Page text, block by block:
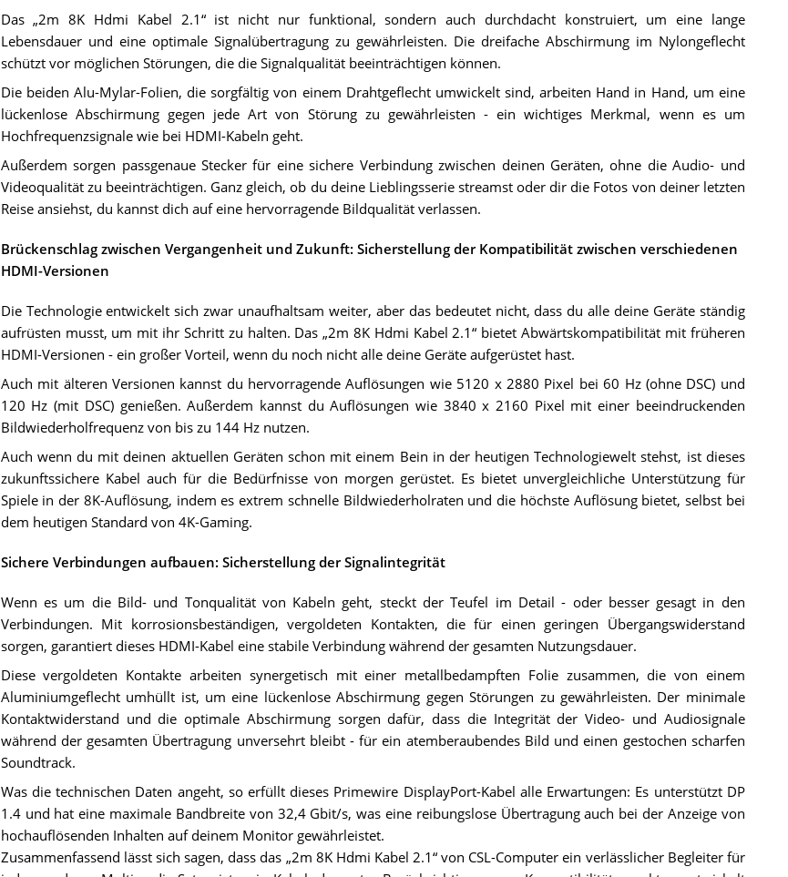
Das „2m 8K Hdmi Kabel 2.1“ ist nicht nur funktional, sondern auch durchdacht konstruiert, um eine lange
Lebensdauer und eine optimale Signalübertragung zu gewährleisten. Die dreifache Abschirmung im Nylongeflecht
schützt vor möglichen Störungen, die die Signalqualität beeinträchtigen können.
Die beiden Alu-Mylar-Folien, die sorgfältig von einem Drahtgeflecht umwickelt sind, arbeiten Hand in Hand, um eine
lückenlose Abschirmung gegen jede Art von Störung zu gewährleisten - ein wichtiges Merkmal, wenn es um
Hochfrequenzsignale wie bei HDMI-Kabeln geht.
Außerdem sorgen passgenaue Stecker für eine sichere Verbindung zwischen deinen Geräten, ohne die Audio- und
Videoqualität zu beeinträchtigen. Ganz gleich, ob du deine Lieblingsserie streamst oder dir die Fotos von deiner letzten
Reise ansiehst, du kannst dich auf eine hervorragende Bildqualität verlassen.
Brückenschlag zwischen Vergangenheit und Zukunft: Sicherstellung der Kompatibilität zwischen verschiedenen
HDMI-Versionen
Die Technologie entwickelt sich zwar unaufhaltsam weiter, aber das bedeutet nicht, dass du alle deine Geräte ständig
aufrüsten musst, um mit ihr Schritt zu halten. Das „2m 8K Hdmi Kabel 2.1“ bietet Abwärtskompatibilität mit früheren
HDMI-Versionen - ein großer Vorteil, wenn du noch nicht alle deine Geräte aufgerüstet hast.
Auch mit älteren Versionen kannst du hervorragende Auflösungen wie 5120 x 2880 Pixel bei 60 Hz (ohne DSC) und
120 Hz (mit DSC) genießen. Außerdem kannst du Auflösungen wie 3840 x 2160 Pixel mit einer beeindruckenden
Bildwiederholfrequenz von bis zu 144 Hz nutzen.
Auch wenn du mit deinen aktuellen Geräten schon mit einem Bein in der heutigen Technologiewelt stehst, ist dieses
zukunftssichere Kabel auch für die Bedürfnisse von morgen gerüstet. Es bietet unvergleichliche Unterstützung für
Spiele in der 8K-Auflösung, indem es extrem schnelle Bildwiederholraten und die höchste Auflösung bietet, selbst bei
dem heutigen Standard von 4K-Gaming.
Sichere Verbindungen aufbauen: Sicherstellung der Signalintegrität
Wenn es um die Bild- und Tonqualität von Kabeln geht, steckt der Teufel im Detail - oder besser gesagt in den
Verbindungen. Mit korrosionsbeständigen, vergoldeten Kontakten, die für einen geringen Übergangswiderstand
sorgen, garantiert dieses HDMI-Kabel eine stabile Verbindung während der gesamten Nutzungsdauer.
Diese vergoldeten Kontakte arbeiten synergetisch mit einer metallbedampften Folie zusammen, die von einem
Aluminiumgeflecht umhüllt ist, um eine lückenlose Abschirmung gegen Störungen zu gewährleisten. Der minimale
Kontaktwiderstand und die optimale Abschirmung sorgen dafür, dass die Integrität der Video- und Audiosignale
während der gesamten Übertragung unversehrt bleibt - für ein atemberaubendes Bild und einen gestochen scharfen
Soundtrack.
Was die technischen Daten angeht, so erfüllt dieses Primewire DisplayPort-Kabel alle Erwartungen: Es unterstützt DP
1.4 und hat eine maximale Bandbreite von 32,4 Gbit/s, was eine reibungslose Übertragung auch bei der Anzeige von
hochauflösenden Inhalten auf deinem Monitor gewährleistet.
Zusammenfassend lässt sich sagen, dass das „2m 8K Hdmi Kabel 2.1“ von CSL-Computer ein verlässlicher Begleiter für